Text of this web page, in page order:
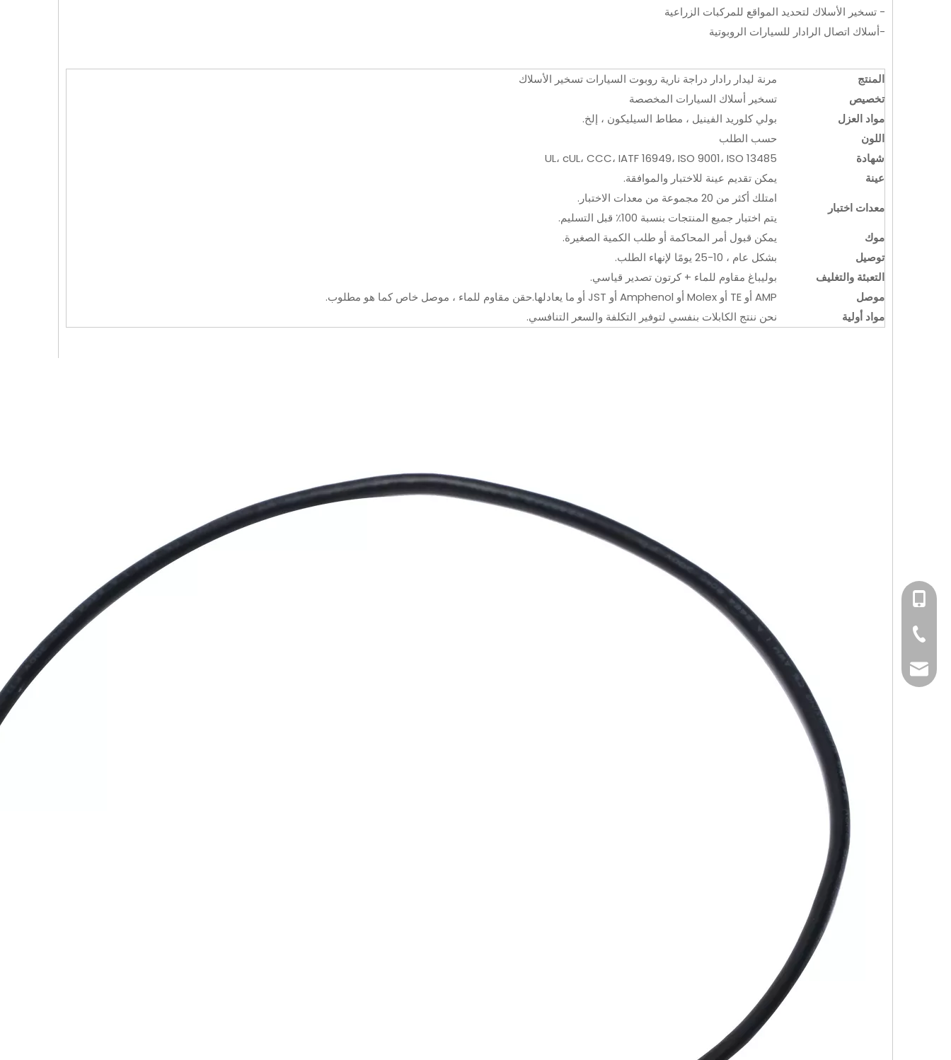
- تسخير الأسلاك لتحديد المواقع للمركبات الزراعية
-أسلاك اتصال الرادار للسيارات الروبوتية
المنتج
مرنة ليدار رادار دراجة نارية روبوت السيارات تسخير الأسلاك
تخصيص
تسخير أسلاك السيارات المخصصة
مواد العزل
بولي كلوريد الفينيل ، مطاط السيليكون ، إلخ.
اللون
حسب الطلب
شهادة
UL، cUL، CCC، IATF 16949، ISO 9001، ISO 13485
عينة
يمكن تقديم عينة للاختبار والموافقة.
معدات اختبار
امتلك أكثر من 20 مجموعة من معدات الاختبار.
يتم اختبار جميع المنتجات بنسبة 100٪ قبل التسليم.
موك
يمكن قبول أمر المحاكمة أو طلب الكمية الصغيرة.
توصيل
بشكل عام ، 10-25 يومًا لإنهاء الطلب.
التعبئة والتغليف
بوليباغ مقاوم للماء + كرتون تصدير قياسي.
موصل
AMP أو TE أو Molex أو Amphenol أو JST أو ما يعادلها.حقن مقاوم للماء ، موصل خاص كما هو مطلوب.
مواد أولية
نحن ننتج الكابلات بنفسي لتوفير التكلفة والسعر التنافسي.
+86-15814198581
+86-769-